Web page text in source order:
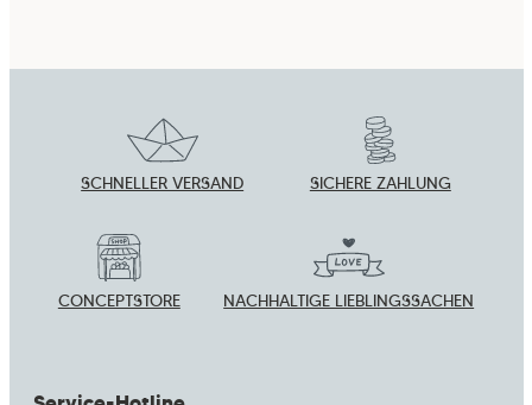
SCHNELLER VERSAND SICHERE ZAHLUNG
CONCEPTSTORE NACHHALTIGE LIEBLINGSSACHEN